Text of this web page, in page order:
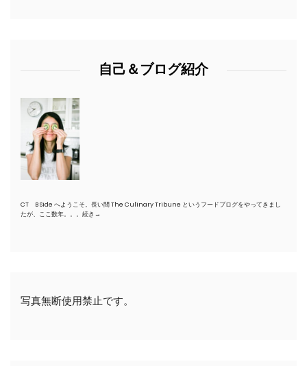
自己＆ブログ紹介
CT B Side へようこそ。長い間 The Culinary Tribune というフードブログをやってきまし
たが、ここ数年。。。 続き→
写真無断使用禁止です。